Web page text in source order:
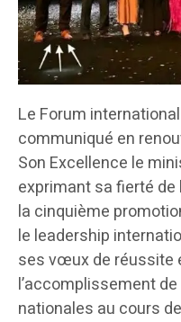
Le Forum
communiqué en
Son Excellence le
exprimant sa fierté
la cinquième
le leadership
ses vœux de réussite
l’accomplissement
nationales au cours